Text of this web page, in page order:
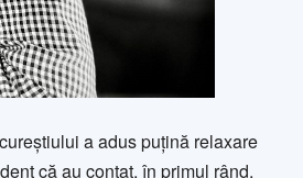
a adus puțină relaxare
că au contat, în primul rând,